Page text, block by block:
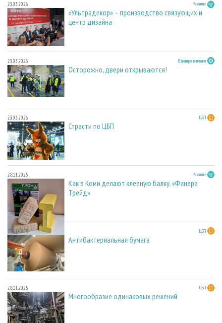
23.03.2026 Развитие
«Ультрадекор» – производство связующих и
центр дизайна
23.03.2026 В центре внимания
Осторожно, двери открываются!
23.03.2026 ЦБП
Страсти по ЦБП
28.11.2025 Развитие
Как в Коми делают клееную балку. «Фанера
Трейд»
28.11.2025 ЦБП
Антибактериальная бумага
28.11.2025 ЦБП
Многообразие одинаковых решений